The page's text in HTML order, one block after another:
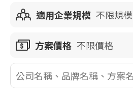
適用企業規模 不限規模
方案價格 不限價格